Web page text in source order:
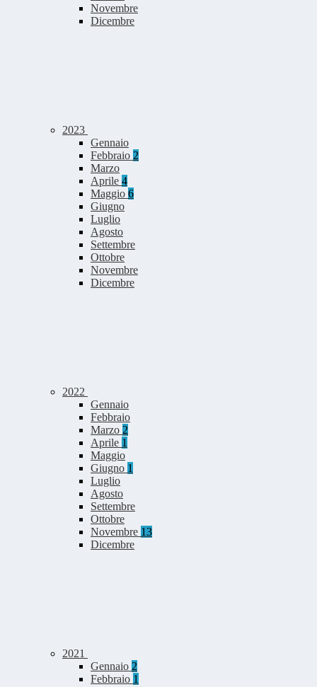
Novembre
Dicembre
2023
Gennaio
Febbraio 2
Marzo
Aprile 4
Maggio 6
Giugno
Luglio
Agosto
Settembre
Ottobre
Novembre
Dicembre
2022
Gennaio
Febbraio
Marzo 2
Aprile 1
Maggio
Giugno 1
Luglio
Agosto
Settembre
Ottobre
Novembre 13
Dicembre
2021
Gennaio 2
Febbraio 1